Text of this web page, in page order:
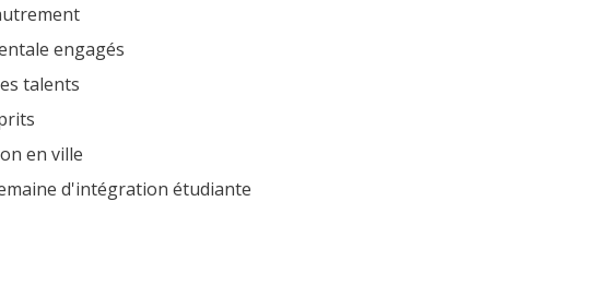
engagés
talents
en ville
d'intégration étudiante